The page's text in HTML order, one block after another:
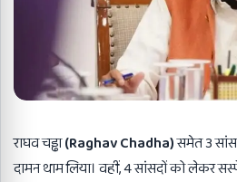
राघव चड्ढा(Raghav Chadha)समेत 3
दामन थाम लिया। वहीं, 4 सांसदों को लेकर